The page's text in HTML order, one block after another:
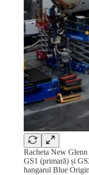
Racheta New
GS1 (primară) și
hangarul Blue